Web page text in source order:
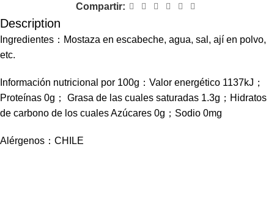
Compartir:
Description
Ingredientes：Mostaza en escabeche, agua, sal, ají en polvo,
etc.
Información nutricional por 100g：Valor energético 1137kJ；
Proteínas 0g； Grasa de las cuales saturadas 1.3g；Hidratos
de carbono de los cuales Azúcares 0g；Sodio 0mg
Alérgenos：CHILE